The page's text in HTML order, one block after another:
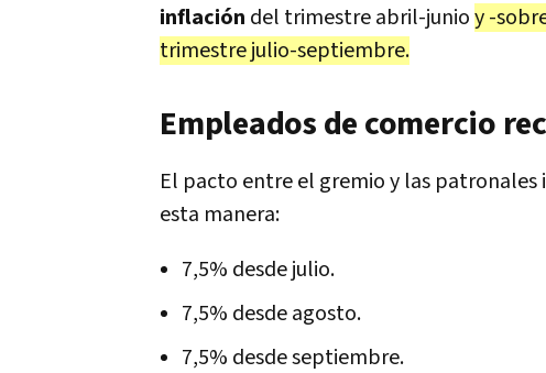
inflación del trimestre abril-junioy -
trimestre julio-septiembre.
Empleados de comercio
El pacto entre el gremio y las
esta manera:
7,5% desde julio.
7,5% desde agosto.
7,5% desde septiembre.